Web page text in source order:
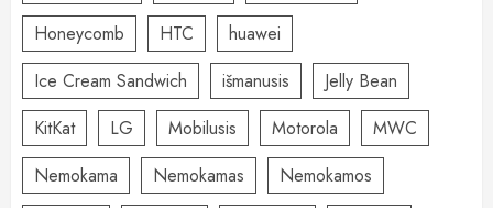
Honeycomb
HTC
huawei
Ice Cream Sandwich
išmanusis
Jelly Bean
KitKat
LG Mobilusis Motorola
MWC
Nemokama
Nemokamas
Nemokamos